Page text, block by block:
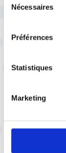
Nécessaires
Préférences
Statistiques
Marketing
directs ou
impact
facteurs,
en
entreprise,
compte de
projection